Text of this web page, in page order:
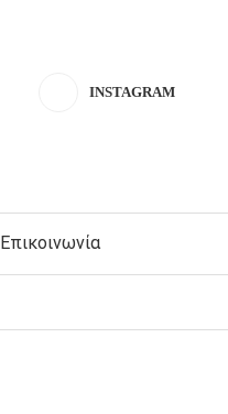
INSTAGRAM
Επικοινωνία